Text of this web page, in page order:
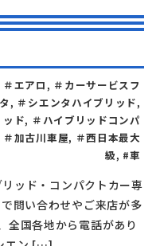
＃エアロ , ＃カーサービスフ
, ＃シエンタハイブリッド,
ド, ＃ハイブリッドコンパ
＃加古川車屋, ＃西日本最大
級, #車
ッド・コンパクトカー専
問い合わせやご来店が多
全国各地から電話があり